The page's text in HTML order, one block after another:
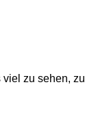
zu sehen, zu